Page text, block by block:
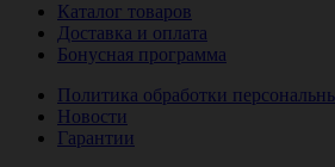
Каталог товаров
Доставка и оплата
Бонусная программа
Политика обработки
Новости
Гарантии